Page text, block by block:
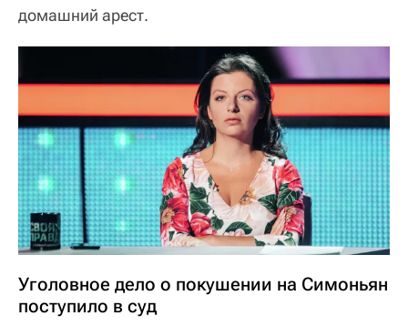
домашний арест.
Уголовное дело о покушении на Симоньян
поступило в суд